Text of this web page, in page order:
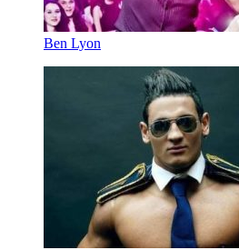
Ben Lyon